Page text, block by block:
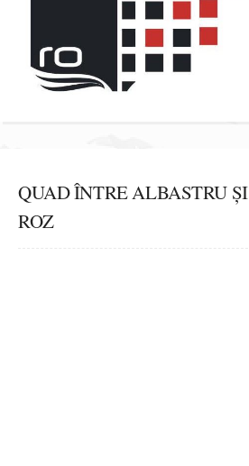
QUAD ÎNTRE ALBASTRU ȘI
ROZ